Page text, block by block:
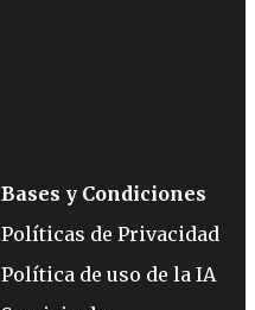
Bases y Condiciones
Políticas de Privacidad
Política de uso de la IA